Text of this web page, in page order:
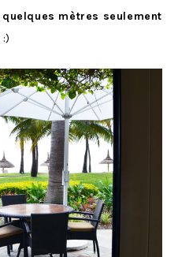
quelques mètres seulement
:)